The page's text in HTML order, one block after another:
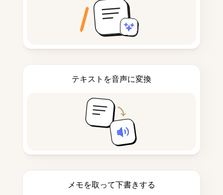
テキストを音声に変換
メモを取って下書きする